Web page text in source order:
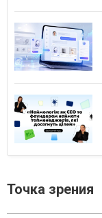
Точка зрения